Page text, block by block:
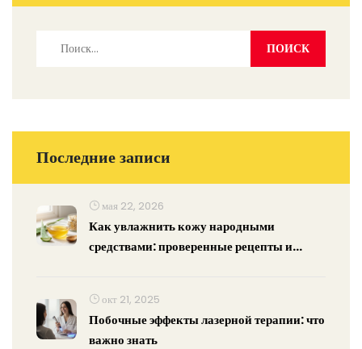
Последние записи
мая 22, 2026
Как увлажнить кожу народными
средствами: проверенные рецепты и
окт 21, 2025
Побочные эффекты лазерной терапии: что
важно знать